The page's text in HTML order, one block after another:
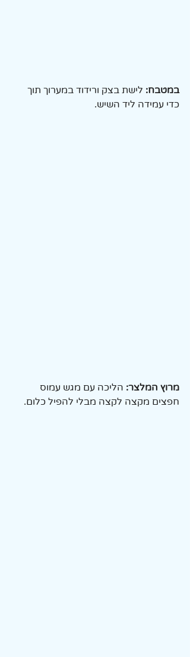
במטבח: לישת בצק ורידוד במערוך תוך
כדי עמידה ליד השיש.
מרוץ המלצר: הליכה עם מגש עמוס
חפצים מקצה לקצה מבלי להפיל כלום.